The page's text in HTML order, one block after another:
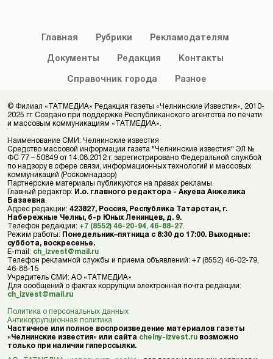
Главная Рубрики Рекламодателям
Документы Редакция Контакты
Справочник города Разное
© Филиал «ТАТМЕДИА» Редакция газеты «Челнинские Известия», 2010-
2025 гг. Создано при поддержке Республиканского агентства по печати
и массовым коммуникациям «ТАТМЕДИА».
Наименование СМИ: Челнинские известия
Средство массовой информации газета "Челнинские известия" ЭЛ №
ФС 77 – 50849 от 14.08.2012 г. зарегистрировано Федеральной службой
по надзору в сфере связи, информационных технологий и массовых
коммуникаций (Роскомнадзор)
Партнерские материалы публикуются на правах рекламы.
Главный редактор: И.о. главного редактора - Акуева Анжелика
Базаевна
Адрес редакции: 423827, Россия, Республика Татарстан, г.
Набережные Челны, б-р Юных Ленинцев, д. 9.
Телефон редакции: +7 (8552) 46-20-94 46-88-27
Режим работы: Понедельник–пятница с 8:30 до 17:00. Выходные:
суббота, воскресенье.
E-mail: ch_izvest@mail.ru
Телефон рекламной службы и приема объявлений: +7 (8552) 46-02-79,
46-88-15
Учредитель СМИ: АО «ТАТМЕДИА»
Для сообщений о фактах коррупции электронная почта редакции:
ch_izvest@mail.ru
Политика о персональных данных
Антикоррупционная политика
Частичное или полное воспроизведение материалов газеты
«Челнинские известия» или сайта chelny-izvest.ru возможно
только при наличии гиперссылки.